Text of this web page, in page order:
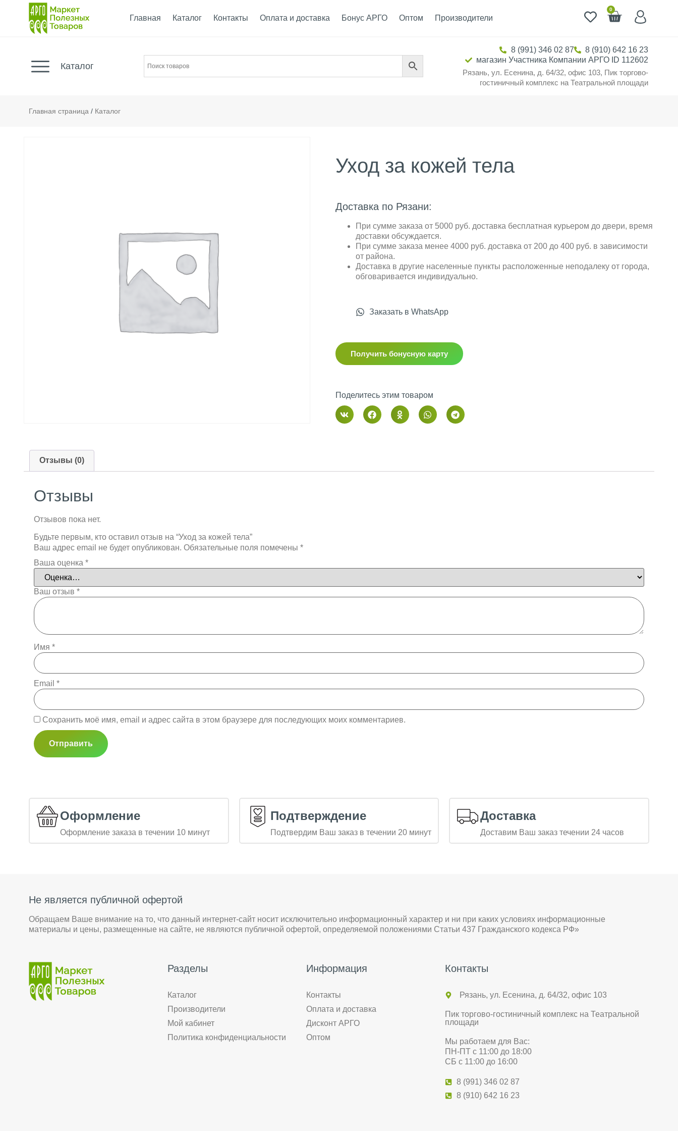
Главная Каталог Контакты Оплата и доставка Бонус АРГО Оптом Производители
0
Каталог
8 (991) 346 02 87
8 (910) 642 16 23
магазин Участника Компании АРГО ID 112602
Рязань, ул. Есенина, д. 64/32, офис 103, Пик торгово-
гостиничный комплекс на Театральной площади
Главная страница / Каталог
Уход за кожей тела
Доставка по Рязани:
При сумме заказа от 5000 руб. доставка бесплатная курьером до двери, время
доставки обсуждается.
При сумме заказа менее 4000 руб. доставка от 200 до 400 руб. в зависимости
от района.
Доставка в другие населенные пункты расположенные неподалеку от города,
обговаривается индивидуально.
Заказать в WhatsApp
Получить бонусную карту
Поделитесь этим товаром
Отзывы (0)
Отзывы
Отзывов пока нет.
Будьте первым, кто оставил отзыв на “Уход за кожей тела”
Ваш адрес email не будет опубликован. Обязательные поля помечены *
Ваша оценка *
Ваш отзыв *
Имя *
Email *
Сохранить моё имя, email и адрес сайта в этом браузере для последующих моих комментариев.
Оформление
Оформление заказа в течении 10 минут
Подтверждение
Подтвердим Ваш заказ в течении 20 минут
Доставка
Доставим Ваш заказ течении 24 часов
Не является публичной офертой
Обращаем Ваше внимание на то, что данный интернет-сайт носит исключительно информационный характер и ни при каких условиях информационные
материалы и цены, размещенные на сайте, не являются публичной офертой, определяемой положениями Статьи 437 Гражданского кодекса РФ»
Разделы
Каталог
Производители
Мой кабинет
Политика конфиденциальности
Информация
Контакты
Оплата и доставка
Дисконт АРГО
Оптом
Контакты
Рязань, ул. Есенина, д. 64/32, офис 103
Пик торгово-гостиничный комплекс на Театральной
площади
Мы работаем для Вас:
ПН-ПТ с 11:00 до 18:00
СБ с 11:00 до 16:00
8 (991) 346 02 87
8 (910) 642 16 23